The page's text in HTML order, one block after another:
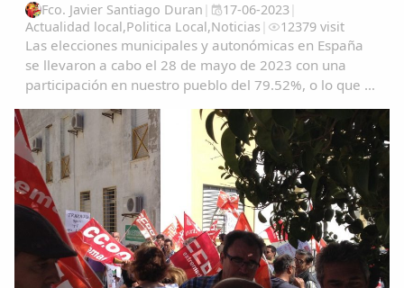
Fco. Javier Santiago Duran | 17-06-2023|
Actualidad local,Politica Local,Noticias | 12379 visit
Las elecciones municipales y autonómicas en España
se llevaron a cabo el 28 de mayo de 2023 con una
participación en nuestro pueblo del 79.52%, o lo que es
lo mismo1363 garrovillanos ejercieron su derecho al
voto. Se eligieron este año 9 concejales...